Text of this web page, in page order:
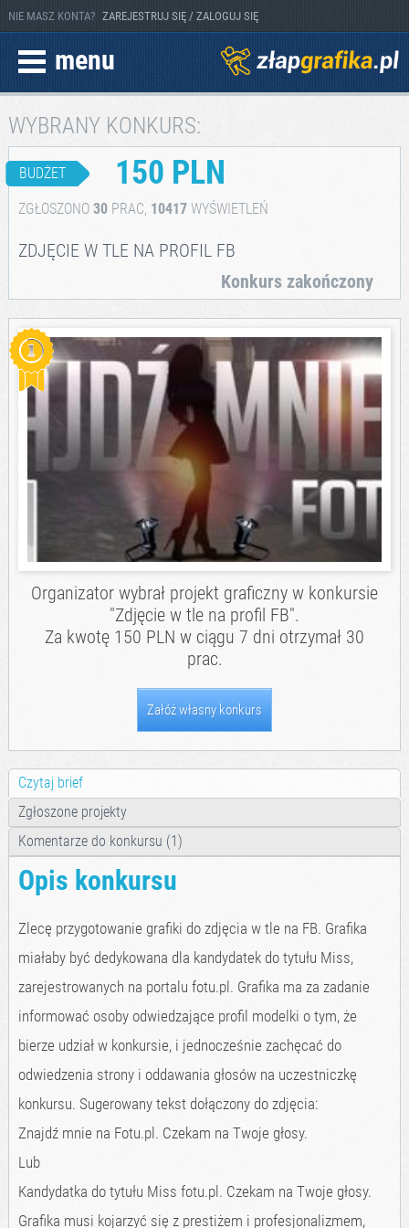
NIE MASZ KONTA? ZAREJESTRUJ SIĘ / ZALOGUJ SIĘ
menu
WYBRANY KONKURS:
BUDŻET 150 PLN
ZGŁOSZONO 30PRAC, 10417WYŚWIETLEŃ
ZDJĘCIE W TLE NA PROFIL FB
Konkurs zakończony
Organizator wybrał projekt graficzny w konkursie
"Zdjęcie w tle na profil FB".
Za kwotę 150 PLN w ciągu 7 dni otrzymał 30
prac.
Załóż własny konkurs
Czytaj brief
Zgłoszone projekty
Komentarze do konkursu (1)
Opis konkursu
Zlecę przygotowanie grafiki do zdjęcia w tle na FB. Grafika
miałaby być dedykowana dla kandydatek do tytułu Miss,
zarejestrowanych na portalu fotu.pl. Grafika ma za zadanie
informować osoby odwiedzające profil modelki o tym, że
bierze udział w konkursie, i jednocześnie zachęcać do
odwiedzenia strony i oddawania głosów na uczestniczkę
konkursu. Sugerowany tekst dołączony do zdjęcia:
Znajdź mnie na Fotu.pl. Czekam na Twoje głosy.
Lub
Kandydatka do tytułu Miss fotu.pl. Czekam na Twoje głosy.
Grafika musi kojarzyć się z prestiżem i profesjonalizmem,